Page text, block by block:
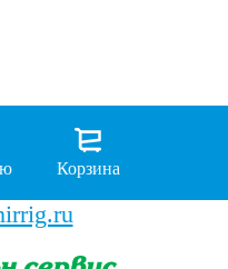
01-18Корзина